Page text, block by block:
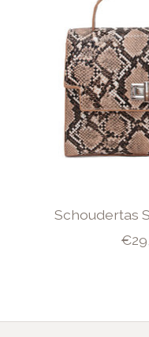
Schoudertas